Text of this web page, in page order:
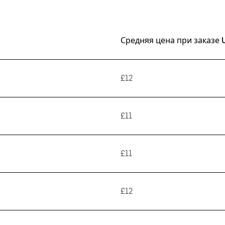
Средняя цена при заказе
£12
£11
£11
£12